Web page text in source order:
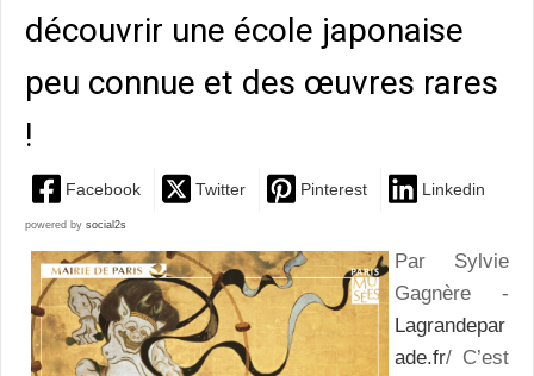
découvrir une école japonaise
peu connue et des œuvres rares
!
Facebook Twitter Pinterest Linkedin
powered by social2s
Par Sylvie
Gagnère -
Lagrandepar
ade.fr/ C’est